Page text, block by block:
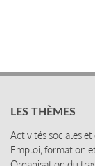
LES THÈMES
Activités sociales
Emploi, formation